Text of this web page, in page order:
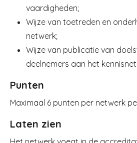
vaardigheden;
Wijze van toetreden en
netwerk;
Wijze van publicatie van
deelnemers aan het
Punten
Maximaal 6 punten per netwerk
Laten zien